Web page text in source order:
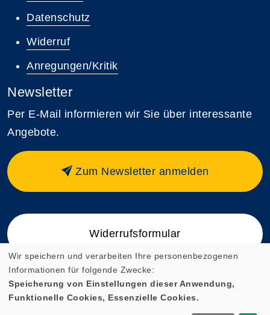
Datenschutz
Widerruf
Anregungen/Kritik
Newsletter
Per E-Mail informieren wir Sie über interessante
Angebote.
Zum Newsletter anmelden
Widerrufsformular
Cookie Einstellungen
Wir speichern und verarbeiten Ihre personenbezogenen
Informationen für folgende Zwecke:
Speicherung von Einstellungen dieser Anwendung,
Funktionelle Cookies, Essenzielle Cookies.